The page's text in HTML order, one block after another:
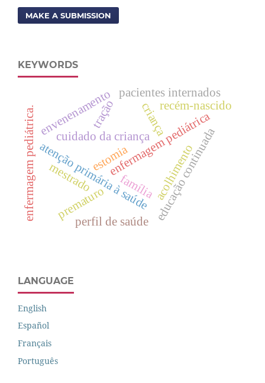
MAKE A SUBMISSION
KEYWORDS
atenção primária à saúdeenfermagem pediátrica
criançarecém-nascido
educação continuada
cuidado da criança
enfermagem pediátrica. família
prematuro
envenenamento
perfil de saúde
tração
acolhimento
estomia
pacientes internados
mestrado
LANGUAGE
English
Español
Français
Português